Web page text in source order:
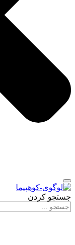
جستجو کردن